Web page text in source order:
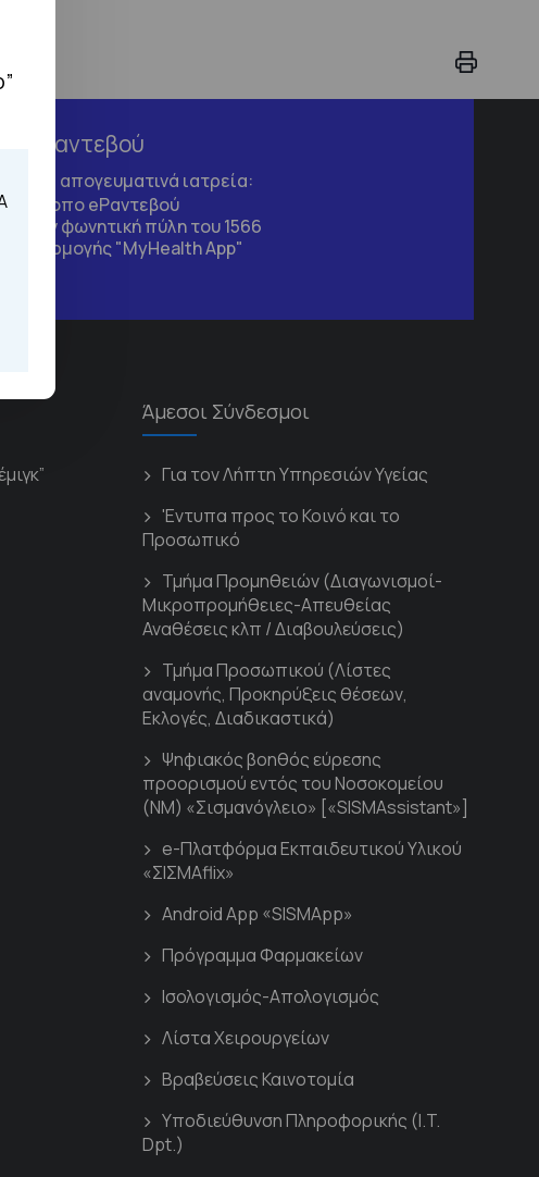
Ραντεβού
τα απογευματινά ιατρεία:
eΡαντεβού
στην φωνητική πύλη του 1566
εφαρμογής "MyHealth App"
Άμεσοι Σύνδεσμοι
Για τον Λήπτη Υπηρεσιών Υγείας
'Εντυπα προς το Κοινό και το
Προσωπικό
Τμήμα Προμηθειών (Διαγωνισμοί-
Μικροπρομήθειες-Απευθείας
Αναθέσεις κλπ / Διαβουλεύσεις)
Τμήμα Προσωπικού (Λίστες
αναμονής, Προκηρύξεις θέσεων,
Εκλογές, Διαδικαστικά)
Ψηφιακός βοηθός εύρεσης
προορισμού εντός του Νοσοκομείου
(ΝΜ) «Σισμανόγλειο» [«SISMAssistant»]
e-Πλατφόρμα Εκπαιδευτικού Υλικού
«ΣΙΣΜΑflix»
Android App «SISMApp»
Πρόγραμμα Φαρμακείων
Ισολογισμός-Απολογισμός
Λίστα Χειρουργείων
Βραβεύσεις Καινοτομία
Υποδιεύθυνση Πληροφορικής (I.T.
Dpt.)